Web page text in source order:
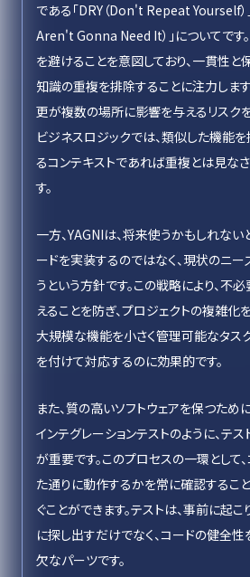
である「DRY（Don't Repeat Yourself）
Aren't Gonna Need It）」についてです
を避けることを意図しており、一貫性と
知識の重複を排除することに注力します
更が複数の場所に影響を与えるリスク
ビジネスロジックでは、類似した機能
るコンテキストであれば重複とは見な
す。
一方、YAGNIは、将来使うかもしれない
ードを実装するのではなく、現状のニ
うという方針です。この戦略により、不
えることを防ぎ、プロジェクトの複雑化
大規模な機能を小さく管理可能なタス
を付けて対応するのに効果的です。
また、質の高いソフトウェアを保つため
インテグレーションテストのように、テ
が重要です。このプロセスの一環として
た通りに動作するかを常に確認するこ
ぐことができます。テストは、事前に起
に探し出すだけでなく、コードの健全
欠なパーツです。